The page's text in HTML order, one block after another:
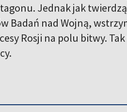
Jednak jak
Badań nad Wojną,
Rosji na polu bitwy.